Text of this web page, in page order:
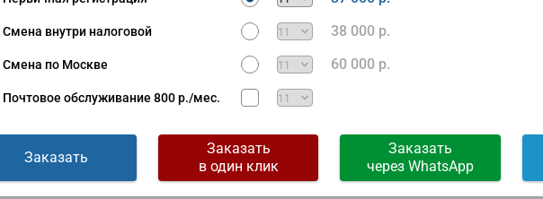
Смена внутри налоговой 38 000 р.
Смена по Москве 60 000 р.
Почтовое обслуживание 800 р./мес.
Заказать
Заказать
в один клик
Заказать
через WhatsApp